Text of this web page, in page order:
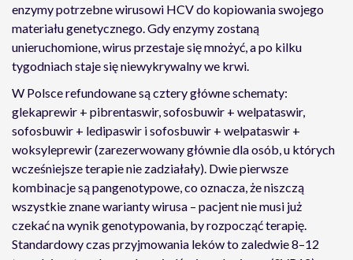
enzymy potrzebne wirusowi HCV do kopiowania swojego
materiału genetycznego. Gdy enzymy zostaną
unieruchomione, wirus przestaje się mnożyć, a po kilku
tygodniach staje się niewykrywalny we krwi.
W Polsce refundowane są cztery główne schematy:
glekaprewir + pibrentaswir, sofosbuwir + welpataswir,
sofosbuwir + ledipaswir i sofosbuwir + welpataswir +
woksyleprewir (zarezerwowany głównie dla osób, u których
wcześniejsze terapie nie zadziałały). Dwie pierwsze
kombinacje są pangenotypowe, co oznacza, że niszczą
wszystkie znane warianty wirusa – pacjent nie musi już
czekać na wynik genotypowania, by rozpocząć terapię.
Standardowy czas przyjmowania leków to zaledwie 8–12